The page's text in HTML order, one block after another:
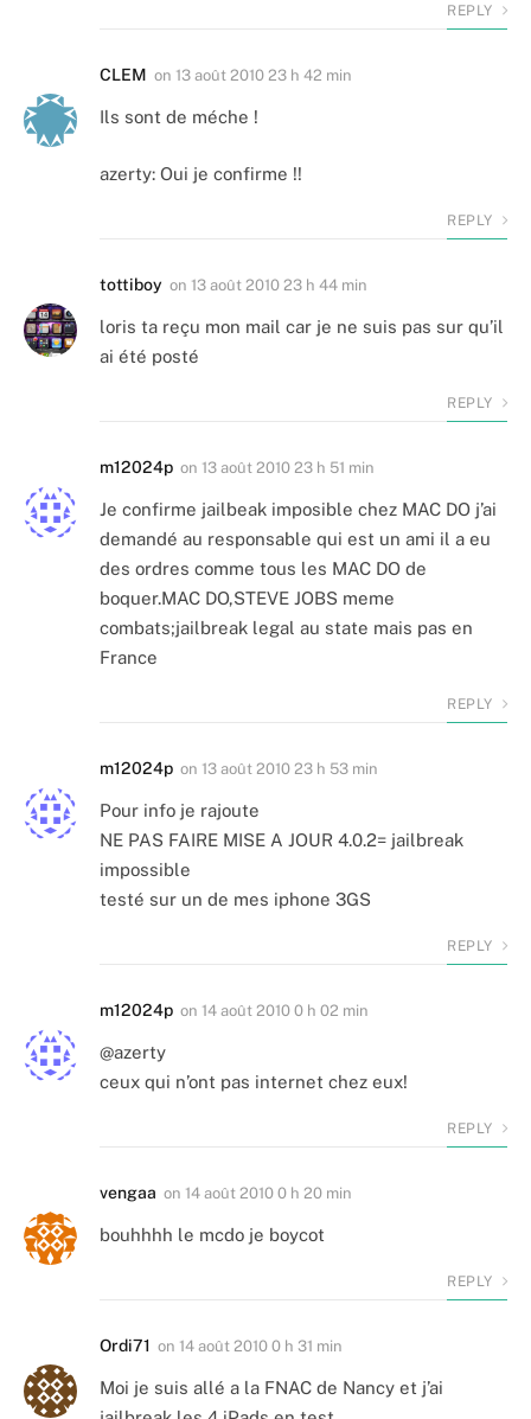
REPLY
CLEM on 13 août 2010 23 h 42 min
Ils sont de méche !
azerty: Oui je confirme !!
REPLY
tottiboy on 13 août 2010 23 h 44 min
loris ta reçu mon mail car je ne suis pas sur qu’il
ai été posté
REPLY
m12024p on 13 août 2010 23 h 51 min
Je confirme jailbeak imposible chez MAC DO j’ai
demandé au responsable qui est un ami il a eu
des ordres comme tous les MAC DO de
boquer.MAC DO,STEVE JOBS meme
combats;jailbreak legal au state mais pas en
France
REPLY
m12024p on 13 août 2010 23 h 53 min
Pour info je rajoute
NE PAS FAIRE MISE A JOUR 4.0.2= jailbreak
impossible
testé sur un de mes iphone 3GS
REPLY
m12024p on 14 août 2010 0 h 02 min
@azerty
ceux qui n’ont pas internet chez eux!
REPLY
vengaa on 14 août 2010 0 h 20 min
bouhhhh le mcdo je boycot
REPLY
Ordi71 on 14 août 2010 0 h 31 min
Moi je suis allé a la FNAC de Nancy et j’ai